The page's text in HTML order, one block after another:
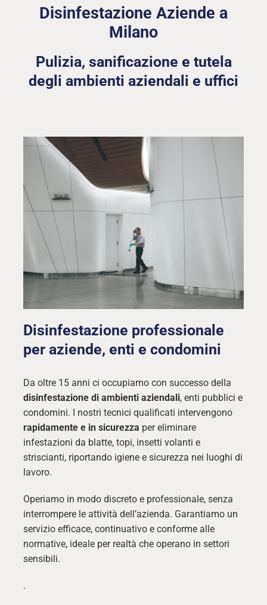
Disinfestazione Aziende a
Milano
Pulizia, sanificazione e tutela
degli ambienti aziendali e uffici
Disinfestazione professionale
per aziende, enti e condomini
Da oltre 15 anni ci occupiamo con successo della
disinfestazione di ambienti aziendali, enti pubblici e
condomini. I nostri tecnici qualificati intervengono
rapidamente e in sicurezza per eliminare
infestazioni da blatte, topi, insetti volanti e
striscianti, riportando igiene e sicurezza nei luoghi di
lavoro.
Operiamo in modo discreto e professionale, senza
interrompere le attività dell’azienda. Garantiamo un
servizio efficace, continuativo e conforme alle
normative, ideale per realtà che operano in settori
sensibili.
.